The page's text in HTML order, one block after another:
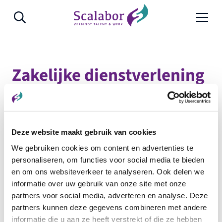
Deze website maakt gebruik van cookies
We gebruiken cookies om content en advertenties te
personaliseren, om functies voor social media te bieden
en om ons websiteverkeer te analyseren. Ook delen we
informatie over uw gebruik van onze site met onze
partners voor social media, adverteren en analyse. Deze
partners kunnen deze gegevens combineren met andere
informatie die u aan ze heeft verstrekt of die ze hebben
Zakelijke dienstverlening
Filter
Vacatures
Geen vacatures gevonden in deze sector met de
geselecteerde filters.